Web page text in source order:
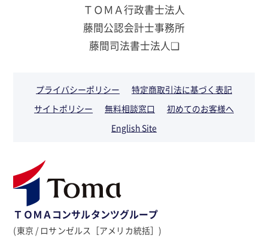
ＴＯＭＡ行政書士法人
藤間公認会計士事務所
藤間司法書士法人❏
プライバシーポリシー
特定商取引法に基づく表記
サイトポリシー
無料相談窓口
初めてのお客様へ
English Site
ＴＯＭＡコンサルタンツグループ
(東京 / ロサンゼルス［アメリカ統括］)